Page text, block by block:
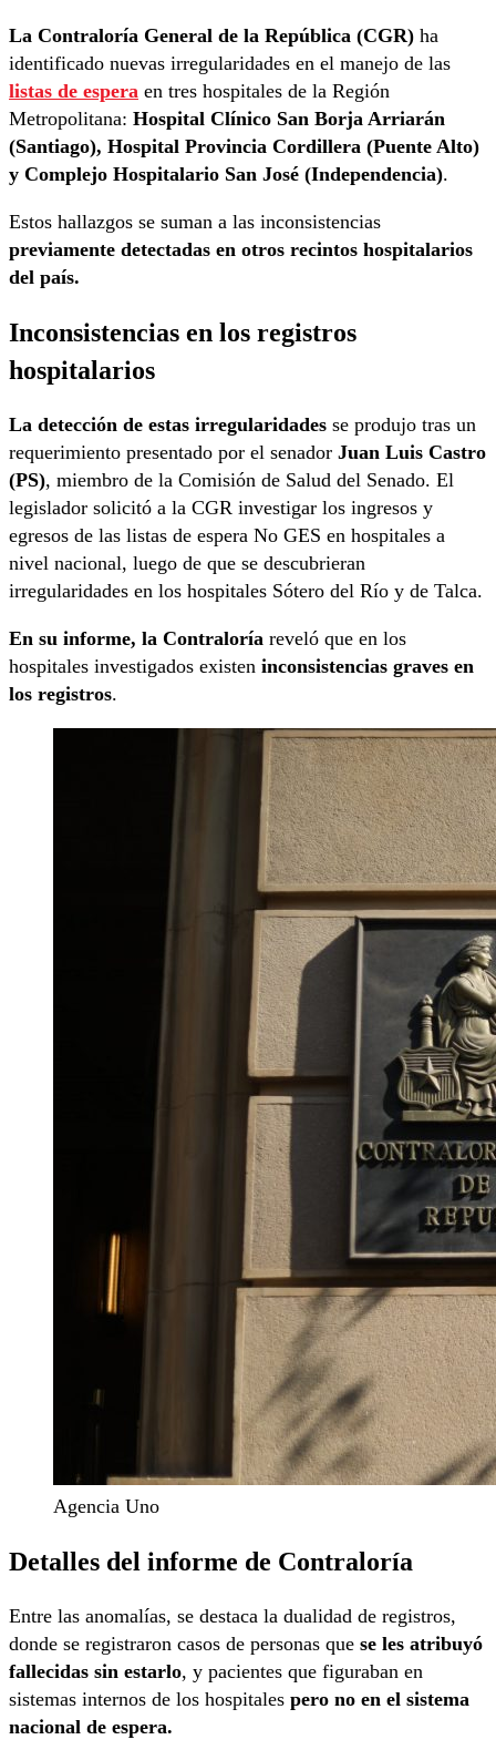
La Contraloría General de la República (CGR) ha
identificado nuevas irregularidades en el manejo de las
listas de espera en tres hospitales de la Región
Metropolitana: Hospital Clínico San Borja Arriarán
(Santiago), Hospital Provincia Cordillera (Puente Alto)
y Complejo Hospitalario San José (Independencia).
Estos hallazgos se suman a las inconsistencias
previamente detectadas en otros recintos hospitalarios
del país.
Inconsistencias en los registros
hospitalarios
La detección de estas irregularidades se produjo tras un
requerimiento presentado por el senador Juan Luis Castro
(PS), miembro de la Comisión de Salud del Senado. El
legislador solicitó a la CGR investigar los ingresos y
egresos de las listas de espera No GES en hospitales a
nivel nacional, luego de que se descubrieran
irregularidades en los hospitales Sótero del Río y de Talca.
En su informe, la Contraloría reveló que en los
hospitales investigados existen inconsistencias graves en
los registros.
Agencia Uno
Detalles del informe de Contraloría
Entre las anomalías, se destaca la dualidad de registros,
donde se registraron casos de personas que se les atribuyó
fallecidas sin estarlo, y pacientes que figuraban en
sistemas internos de los hospitales pero no en el sistema
nacional de espera.